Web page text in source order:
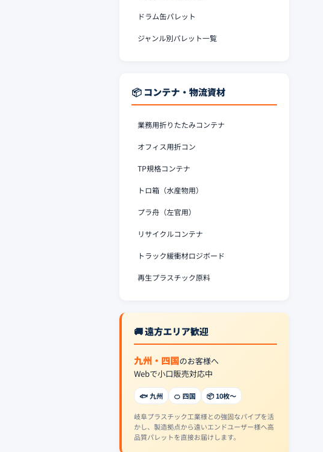
ドラム缶パレット
ジャンル別パレット一覧
📦 コンテナ・物流資材
業務用折りたたみコンテナ
オフィス用折コン
TP規格コンテナ
トロ箱（水産物用）
プラ舟（左官用）
リサイクルコンテナ
トラック緩衝材ロジボード
再生プラスチック原料
🚚 遠方エリア歓迎
九州・四国のお客様へ
Webで小口販売対応中
🐟 九州 🍊 四国 📦 10枚〜
岐阜プラスチック工業様との強固なパイプを活
かし、製造拠点から遠いエンドユーザー様へ高
品質パレットを直接お届けします。